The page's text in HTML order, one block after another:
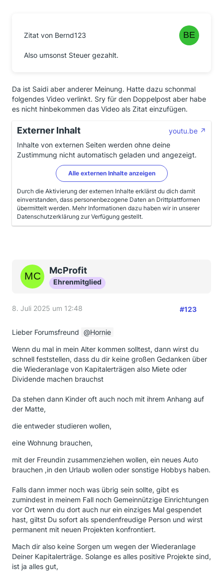
Zitat von Bernd123
Also umsonst Steuer gezahlt.
Da ist Saidi aber anderer Meinung. Hatte dazu schonmal
folgendes Video verlinkt. Sry für den Doppelpost aber habe
es nicht hinbekommen das Video als Zitat einzufügen.
Externer Inhalt
youtu.be
Inhalte von externen Seiten werden ohne deine
Zustimmung nicht automatisch geladen und angezeigt.
Alle externen Inhalte anzeigen
Durch die Aktivierung der externen Inhalte erklärst du dich damit
einverstanden, dass personenbezogene Daten an Drittplattformen
übermittelt werden. Mehr Informationen dazu haben wir in unserer
Datenschutzerklärung zur Verfügung gestellt.
McProfit
Ehrenmitglied
8. Juli 2025 um 12:48 #123
Lieber Forumsfreund
Hornie
Wenn du mal in mein Alter kommen solltest, dann wirst du
schnell feststellen, dass du dir keine großen Gedanken über
die Wiederanlage von Kapitalerträgen also Miete oder
Dividende machen brauchst
Da stehen dann Kinder oft auch noch mit ihrem Anhang auf
der Matte,
die entweder studieren wollen,
eine Wohnung brauchen,
mit der Freundin zusammenziehen wollen, ein neues Auto
brauchen ,in den Urlaub wollen oder sonstige Hobbys haben.
Falls dann immer noch was übrig sein sollte, gibt es
zumindest in meinem Fall noch Gemeinnützige Einrichtungen
vor Ort wenn du dort auch nur ein einziges Mal gespendet
hast, giltst Du sofort als spendenfreudige Person und wirst
permanent mit neuen Projekten konfrontiert.
Mach dir also keine Sorgen um wegen der Wiederanlage
Deiner Kapitalerträge. Solange es alles positive Projekte sind,
ist ja alles gut,